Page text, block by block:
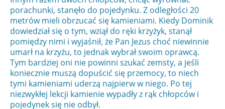
porachunki, stanęło do pojedynku. Z odległości 20
metrów mieli obrzucać się kamieniami. Kiedy Dominik
dowiedział się o tym, wziął do ręki krzyżyk, stanął
pomiędzy nimi i wyjaśnił, że Pan Jezus choć niewinnie
umarł na krzyżu, to jednak wybrał swoim oprawcą.
Tym bardziej oni nie powinni szukać zemsty, a jeśli
koniecznie muszą dopuścić się przemocy, to niech
tymi kamieniami uderzą najpierw w niego. Po tej
niezwykłej lekcji kamienie wypadły z rąk chłopców i
pojedynek się nie odbył.